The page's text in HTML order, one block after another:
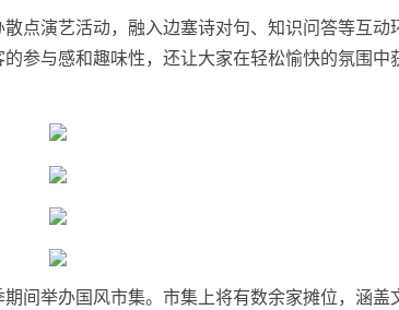
点演艺活动，融入边塞诗对句、知识问答等互动
参与感和趣味性，还让大家在轻松愉快的氛围中
间举办国风市集。市集上将有数余家摊位，涵盖